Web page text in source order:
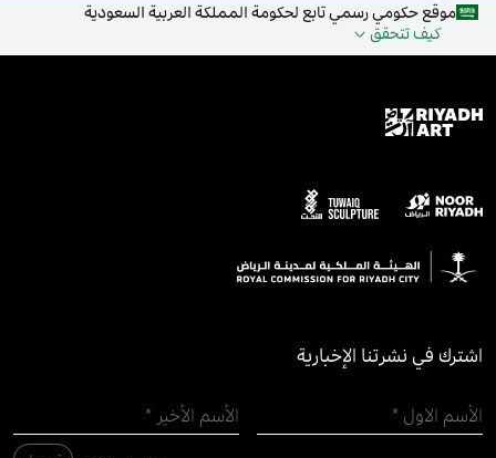
موقع حكومي رسمي تابع لحكومة المملكة العربية السعودية
كيف تتحقق
اشترك في نشرتنا الإخبارية